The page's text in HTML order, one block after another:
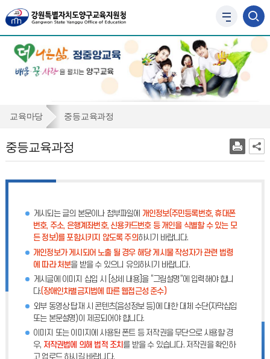
사
트
맵
바
로
가
중
교
교육마당 중등교육과정
중등교육과정
게시되는 글의 본문이나 첨부파일에 개인정보(주민등록번호, 휴대폰
번호, 주소, 은행계좌번호, 신용카드번호 등 개인을 식별할 수 있는 모
든 정보)를 포함시키지 않도록 주의하시기 바랍니다.
개인정보가 게시되어 노출 될 경우 해당 게시물 작성자가 관련 법령
에 따라 처분을 받을 수 있으니 유의하시기 바랍니다.
게시글에 이미지 삽입 시 [상세 내용]을 “그림설명”에 입력해야 합니
다.(장애인차별금지법에 따른 웹접근성 준수)
외부 동영상 탑재 시 콘텐츠(음성정보 등)에 대한 대체 수단(자막삽입
또는 본문설명)이 제공되어야 합니다.
이미지 또는 이미지에 사용된 폰트 등 저작권을 무단으로 사용할 경
우, 저작권법에 의해 법적 조치 를 받을 수 있습니다. 저작권을 확인하
고 업로드 하시길 바랍니다.